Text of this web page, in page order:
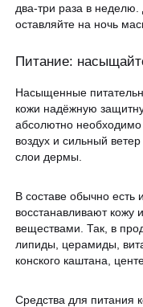
два-три раза в
оставляйте на ночь
Питание:
Насыщенные
кожи надёжную
абсолютно
воздух и сильный
слои дермы.
В составе обычно есть
восстанавливают
веществами. Так, в
липиды, церамиды,
конского каштана,
Средства для питания